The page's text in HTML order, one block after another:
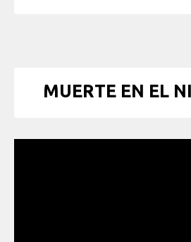
MUERTE EN EL